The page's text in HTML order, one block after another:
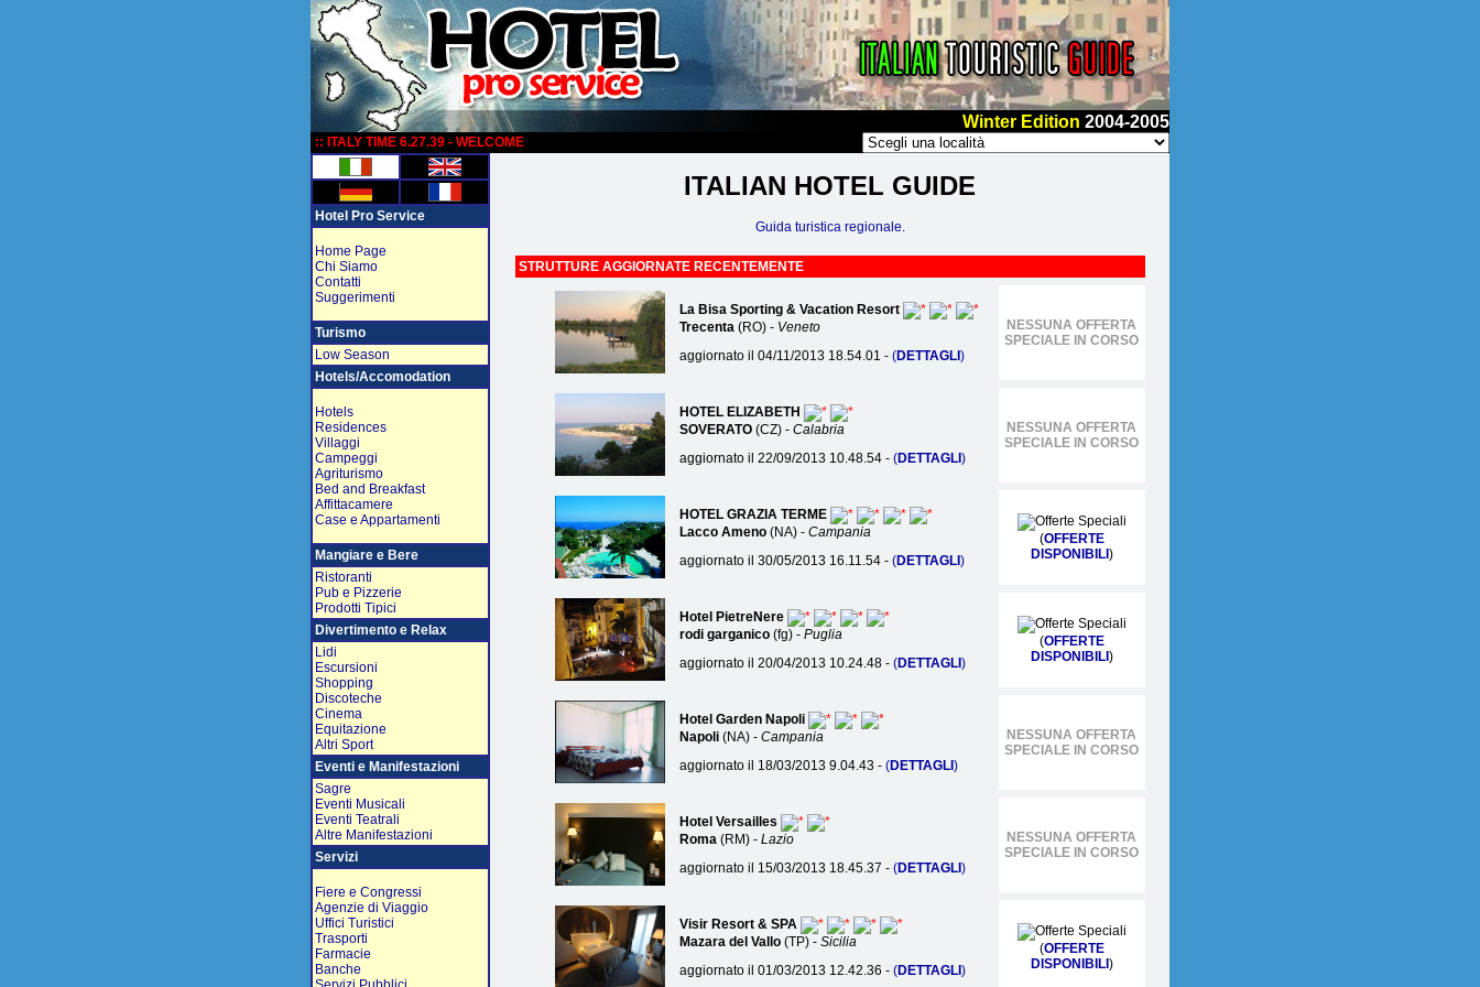
Winter Edition 2004-2005
:: ITALY TIME 6.27.39 - WELCOME
Hotel Pro Service
Home Page
Chi Siamo
Contatti
Suggerimenti
Turismo
Low Season
Hotels/Accomodation
Hotels
Residences
Villaggi
Campeggi
Agriturismo
Bed and Breakfast
Affittacamere
Case e Appartamenti
Mangiare e Bere
Ristoranti
Pub e Pizzerie
Prodotti Tipici
Divertimento e Relax
Lidi
Escursioni
Shopping
Discoteche
Cinema
Equitazione
Altri Sport
Eventi e Manifestazioni
Sagre
Eventi Musicali
Eventi Teatrali
Altre Manifestazioni
Servizi
Fiere e Congressi
Agenzie di Viaggio
Uffici Turistici
Trasporti
Farmacie
Banche
ITALIAN HOTEL GUIDE
Guida turistica regionale.
STRUTTURE AGGIORNATE RECENTEMENTE
La Bisa Sporting & Vacation Resort
Trecenta(RO) - Veneto
aggiornato il 04/11/2013 18.54.01 - (DETTAGLI )
NESSUNA OFFERTA
SPECIALE IN CORSO
HOTEL ELIZABETH
SOVERATO(CZ) - Calabria
aggiornato il 22/09/2013 10.48.54 - (DETTAGLI )
NESSUNA OFFERTA
SPECIALE IN CORSO
HOTEL GRAZIA TERME
Lacco Ameno (NA) - Campania
aggiornato il 30/05/2013 16.11.54 - (DETTAGLI )
(OFFERTE
DISPONIBILI )
Hotel PietreNere
rodi garganico(fg) - Puglia
aggiornato il 20/04/2013 10.24.48 - (DETTAGLI )
(OFFERTE
DISPONIBILI )
Hotel Garden Napoli
Napoli(NA) - Campania
aggiornato il 18/03/2013 9.04.43 - (DETTAGLI )
NESSUNA OFFERTA
SPECIALE IN CORSO
Hotel Versailles
Roma(RM) - Lazio
aggiornato il 15/03/2013 18.45.37 - (DETTAGLI )
NESSUNA OFFERTA
SPECIALE IN CORSO
Visir Resort & SPA
Mazara del Vallo(TP) - Sicilia
aggiornato il 01/03/2013 12.42.36 - (DETTAGLI )
(OFFERTE
DISPONIBILI )